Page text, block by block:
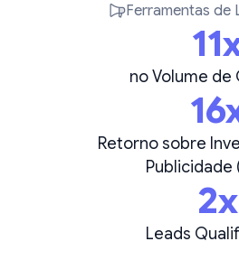
Ferramentas de
no Volume de
Retorno sobre
Publicidade
2x
Leads